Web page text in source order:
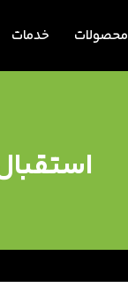
محصولات خدمات